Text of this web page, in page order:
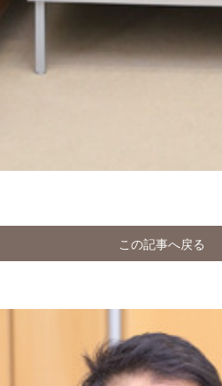
この記事へ戻る